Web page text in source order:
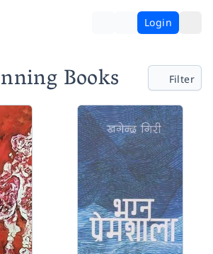
Login
Books Filter